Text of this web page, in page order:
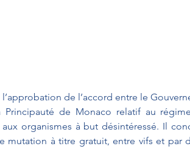
de l’accord entre le
Principauté de Monaco relatif au
organismes à but désintéressé. Il
mutation à titre gratuit, entre vifs et par